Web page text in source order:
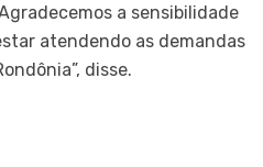
a sensibilidade
atendendo as demandas
disse.